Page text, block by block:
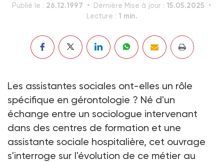
Publié le : 26.12.1997 Dernière Mise à jour : 15.05.2025
Lecture : 1 min.
Les assistantes sociales ont-elles un rôle
spécifique en gérontologie ? Né d'un
échange entre un sociologue intervenant
dans des centres de formation et une
assistante sociale hospitalière, cet ouvrage
s'interroge sur l'évolution de ce métier au